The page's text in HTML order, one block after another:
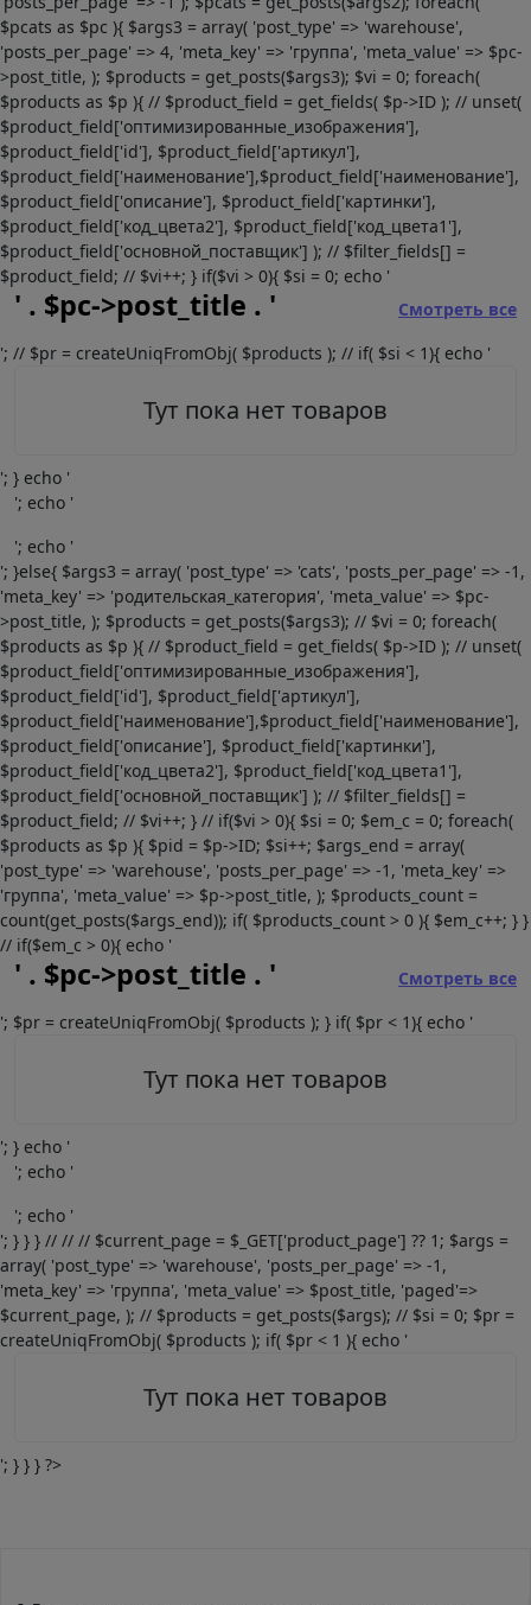
$pcats as $pc ){ $args3 = array( 'post_type' => 'warehouse',
'posts_per_page' => 4, 'meta_key' => 'группа', 'meta_value' => $pc-
>post_title, ); $products = get_posts($args3); $vi = 0; foreach(
$products as $p ){ // $product_field = get_fields( $p->ID ); // unset(
$product_field['оптимизированные_изображения'],
$product_field['id'], $product_field['артикул'],
$product_field['наименование'],$product_field['наименование'],
$product_field['описание'], $product_field['картинки'],
$product_field['код_цвета2'], $product_field['код_цвета1'],
$product_field['основной_поставщик'] ); // $filter_fields[] =
$product_field; // $vi++; } if($vi > 0){ $si = 0; echo '
' . $pc->post_title . '
Смотреть все
'; // $pr = createUniqFromObj( $products ); // if( $si < 1){ echo '
Тут пока нет товаров
'; } echo '
'; echo '
'; echo '
'; }else{ $args3 = array( 'post_type' => 'cats', 'posts_per_page' => -1,
'meta_key' => 'родительская_категория', 'meta_value' => $pc-
>post_title, ); $products = get_posts($args3); // $vi = 0; foreach(
$products as $p ){ // $product_field = get_fields( $p->ID ); // unset(
$product_field['оптимизированные_изображения'],
$product_field['id'], $product_field['артикул'],
$product_field['наименование'],$product_field['наименование'],
$product_field['описание'], $product_field['картинки'],
$product_field['код_цвета2'], $product_field['код_цвета1'],
$product_field['основной_поставщик'] ); // $filter_fields[] =
$product_field; // $vi++; } // if($vi > 0){ $si = 0; $em_c = 0; foreach(
$products as $p ){ $pid = $p->ID; $si++; $args_end = array(
'post_type' => 'warehouse', 'posts_per_page' => -1, 'meta_key' =>
'группа', 'meta_value' => $p->post_title, ); $products_count =
count(get_posts($args_end)); if( $products_count > 0 ){ $em_c++; } }
// if($em_c > 0){ echo '
' . $pc->post_title . '
Смотреть все
'; $pr = createUniqFromObj( $products ); } if( $pr < 1){ echo '
Тут пока нет товаров
'; } echo '
'; echo '
'; echo '
'; } } } // // // $current_page = $_GET['product_page'] ?? 1; $args =
array( 'post_type' => 'warehouse', 'posts_per_page' => -1,
'meta_key' => 'группа', 'meta_value' => $post_title, 'paged'=>
$current_page, ); // $products = get_posts($args); // $si = 0; $pr =
createUniqFromObj( $products ); if( $pr < 1 ){ echo '
Тут пока нет товаров
'; } } } ?>